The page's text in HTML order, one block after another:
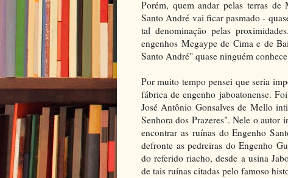
Porém, quem andar pelas terras
Santo André vai ficar pasmado -
tal denominação pelas
engenhos Megaype de Cima e de
Santo André" quase ninguém
Por muito tempo pensei que seria
fábrica de engenho jaboatonense.
José Antônio Gonsalves de Mello
Senhora dos Prazeres". Nele o autor
encontrar as ruínas do Engenho
defronte as pedreiras do Engenho
do referido riacho, desde a usina
de tais ruínas citadas pelo famoso